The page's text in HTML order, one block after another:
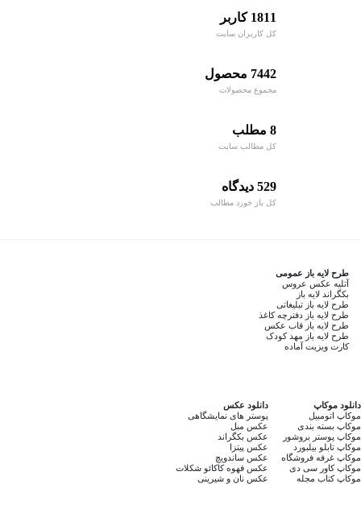
1811 کاربر
کل کاربران سایت
7442 محصول
مجموع محصولات
8 مطلب
کل مطالب سایت
529 دیدگاه
کل باز خورد مطالب
طرح لایه باز عمومی
آتلیه عکس عروس
بکگراند لایه باز
طرح لایه باز تبلیغاتی
طرح لایه باز دفترچه کاغذ
طرح لایه باز قاب عکس
طرح لایه باز مهد کودک
کارت ویزیت آماده
دانلود موکاپ
موکاپ اتومبیل
موکاپ بسته بندی
موکاپ پوستر بروشور
موکاپ تابلو بیلبورد
موکاپ غرفه فروشگاه
موکاپ کاور سی دی
موکاپ کتاب مجله
دانلود عکس
پوستر های نمایشگاهی
عکس مبل
عکس بکگراند
عکس پیتزا
عکس ساندویچ
عکس قهوه کاکائو شکلات
عکس نان و شیرینی